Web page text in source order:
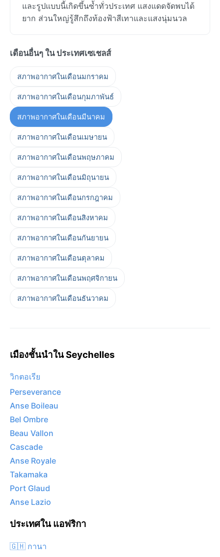
และรูปแบบนี้เกิดขึ้นซ้ำทั่วประเทศ แสงแดดจัดพบได้
ยาก ส่วนใหญ่รู้สึกถึงท้องฟ้าสีเทาและแสงนุ่มนวล
เดือนอื่นๆ ใน ประเทศเซเชลส์
สภาพอากาศในเดือนมกราคม
สภาพอากาศในเดือนกุมภาพันธ์
สภาพอากาศในเดือนมีนาคม
สภาพอากาศในเดือนเมษายน
สภาพอากาศในเดือนพฤษภาคม
สภาพอากาศในเดือนมิถุนายน
สภาพอากาศในเดือนกรกฎาคม
สภาพอากาศในเดือนสิงหาคม
สภาพอากาศในเดือนกันยายน
สภาพอากาศในเดือนตุลาคม
สภาพอากาศในเดือนพฤศจิกายน
สภาพอากาศในเดือนธันวาคม
เมืองชั้นนำใน Seychelles
วิกตอเรีย
Perseverance
Anse Boileau
Bel Ombre
Beau Vallon
Cascade
Anse Royale
Takamaka
Port Glaud
Anse Lazio
ประเทศใน แอฟริกา
🇬🇭 กานา